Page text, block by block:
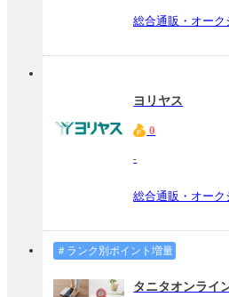
総合通販・オーク
ヨリヤス
0
-
総合通販・オーク
＃ランク別ポイント増量
タニタオンライ